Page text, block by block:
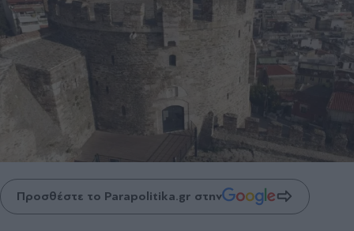
Προσθέστε το Parapolitika.gr στην